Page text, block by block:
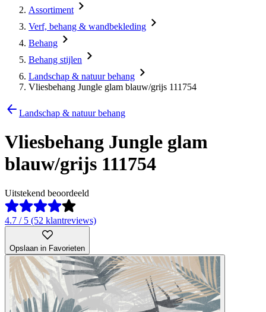
Assortiment
Verf, behang & wandbekleding
Behang
Behang stijlen
Landschap & natuur behang
Vliesbehang Jungle glam blauw/grijs 111754
Landschap & natuur behang
Vliesbehang Jungle glam
blauw/grijs 111754
Uitstekend beoordeeld
4.7 / 5 (52 klantreviews)
Opslaan in Favorieten